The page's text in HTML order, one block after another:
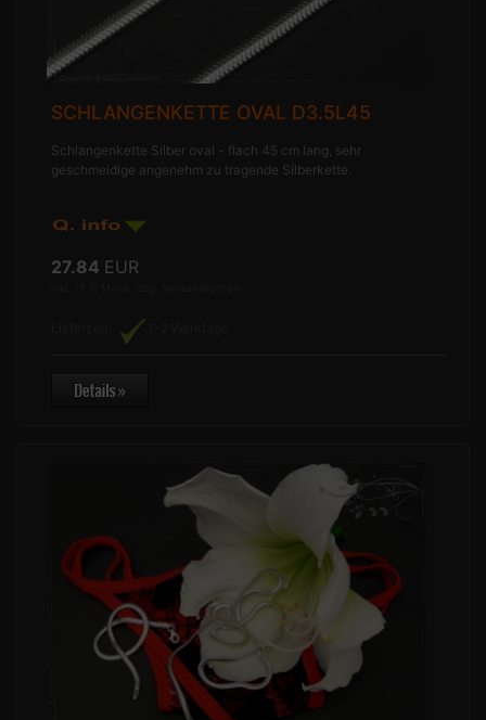
SCHLANGENKETTE OVAL D3.5L45
Schlangenkette Silber oval - flach 45 cm lang, sehr
geschmeidige angenehm zu tragende Silberkette.
27.84 EUR